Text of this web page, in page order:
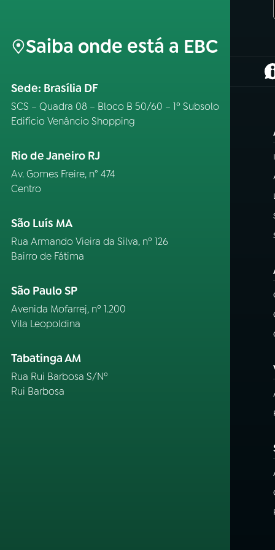
Saiba onde está a EBC
Sede: Brasília DF
SCS – Quadra 08 – Bloco B 50/60 – 1º Subsolo
Edifício Venâncio Shopping
Rio de Janeiro RJ
Av. Gomes Freire, n° 474
Centro
São Luís MA
Rua Armando Vieira da Silva, nº 126
Bairro de Fátima
São Paulo SP
Avenida Mofarrej, nº 1.200
Vila Leopoldina
Tabatinga AM
Rua Rui Barbosa S/Nº
Rui Barbosa